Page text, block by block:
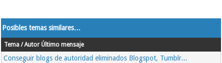
Posibles temas similares…
Tema / Autor Último mensaje
Conseguir blogs de autoridad eliminados Blogspot, Tumblr...